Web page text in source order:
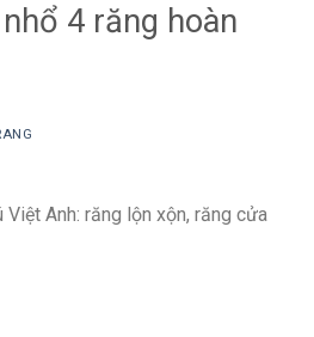
4 răng hoàn
Anh: răng lộn xộn, răng cửa